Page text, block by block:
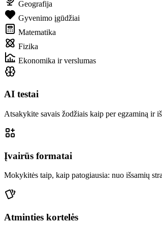
Geografija
Gyvenimo įgūdžiai
Matematika
Fizika
Ekonomika ir verslumas
AI testai
Atsakykite savais žodžiais kaip per egzaminą ir
Įvairūs formatai
Mokykitės taip, kaip patogiausia: nuo išsamių
Atminties kortelės